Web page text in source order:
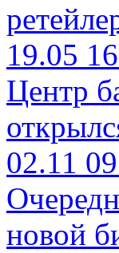
19.05
Центр
02.11
новой